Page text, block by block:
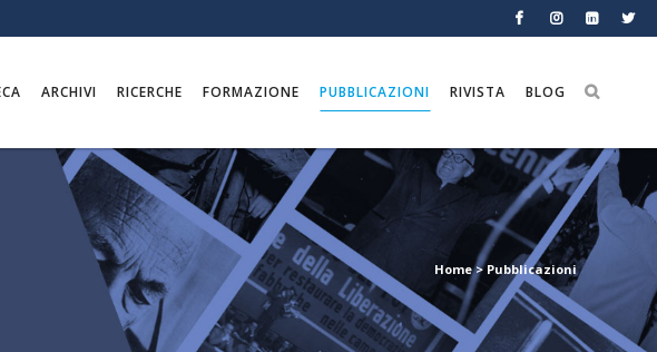
ARCHIVI RICERCHE FORMAZIONE PUBBLICAZIONI RIVISTA BLOG
Home>Pubblicazioni